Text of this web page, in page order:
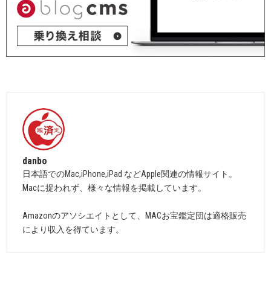
danbo
日本語でのMac,iPhone,iPad などApple関連の情報サイト。
Macに捉われず、様々な情報を掲載しています。
Amazonのアソシエイトとして、MACお宝鑑定団は適格販売
により収入を得ています。